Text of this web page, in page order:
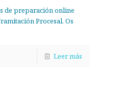
de preparación online
Procesal. Os
Leer más